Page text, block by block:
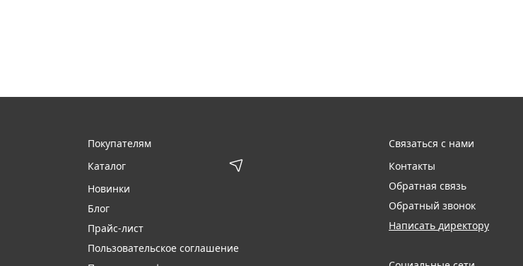
Покупателям
Каталог
Новинки
Блог
Прайс-лист
Пользовательское соглашение
Связаться с нами
Контакты
Обратная связь
Обратный звонок
Написать директору